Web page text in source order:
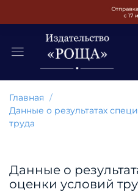
Главная
Данные о результатах
труда
Данные о
оценки условий